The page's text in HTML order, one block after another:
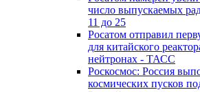
число выпускаемых
11 до 25
Росатом отправил
для китайского
нейтронах - ТАСС
Роскосмос: Россия
космических пусков